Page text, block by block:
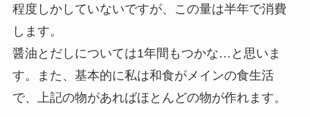
程度しかしていないですが、この量は半年で消費
します。
醤油とだしについては1年間もつかな…と思いま
す。また、基本的に私は和食がメインの食生活
で、上記の物があればほとんどの物が作れます。